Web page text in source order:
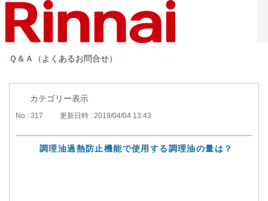
Ｑ＆Ａ（よくあるお問合せ）
カテゴリー表示
No : 317 更新日時 : 2019/04/04 13:43
調理油過熱防止機能で使用する調理油の量は？